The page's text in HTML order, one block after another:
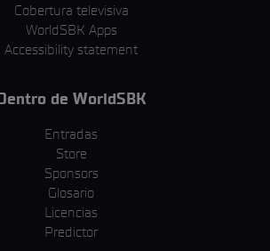
Cobertura televisiva
WorldSBK Apps
Accessibility statement
de WorldSBK
Entradas
Store
Sponsors
Glosario
Licencias
Predictor